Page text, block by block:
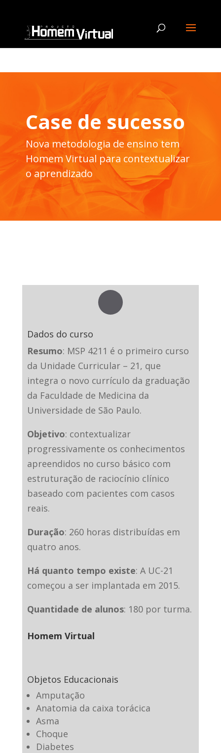
Case de sucesso
Nova metodologia de ensino tem
Homem Virtual para contextualizar
o aprendizado
Dados do curso
Resumo: MSP 4211 é o primeiro curso
da Unidade Curricular – 21, que
integra o novo currículo da graduação
da Faculdade de Medicina da
Universidade de São Paulo.
Objetivo: contextualizar
progressivamente os conhecimentos
apreendidos no curso básico com
estruturação de raciocínio clínico
baseado com pacientes com casos
reais.
Duração: 260 horas distribuídas em
quatro anos.
Há quanto tempo existe: A UC-21
começou a ser implantada em 2015.
Quantidade de alunos: 180 por turma.
Homem Virtual
Objetos Educacionais
Amputação
Anatomia da caixa torácica
Asma
Choque
Diabetes